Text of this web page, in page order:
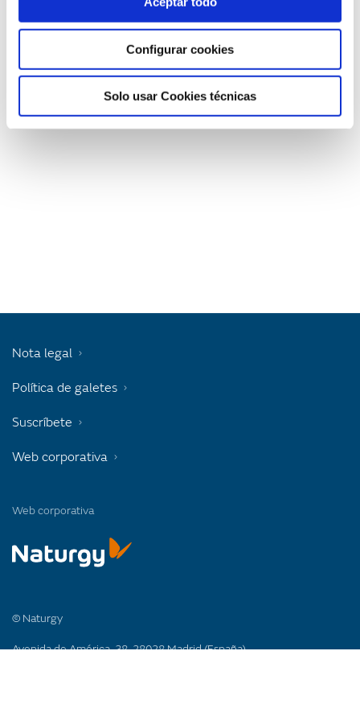
Configurar cookies
Solo usar Cookies técnicas
Web corporativa
© Naturgy
Avenida de América, 38. 28028 Madrid (España)
Nota legal
Política de galetes
Suscríbete
Web corporativa